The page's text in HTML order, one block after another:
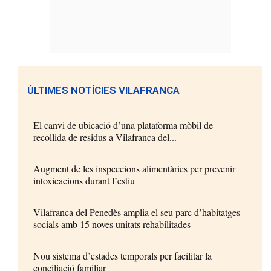
ÚLTIMES NOTÍCIES VILAFRANCA
El canvi de ubicació d’una plataforma mòbil de
recollida de residus a Vilafranca del...
Augment de les inspeccions alimentàries per prevenir
intoxicacions durant l’estiu
Vilafranca del Penedès amplia el seu parc d’habitatges
socials amb 15 noves unitats rehabilitades
Nou sistema d’estades temporals per facilitar la
conciliació familiar